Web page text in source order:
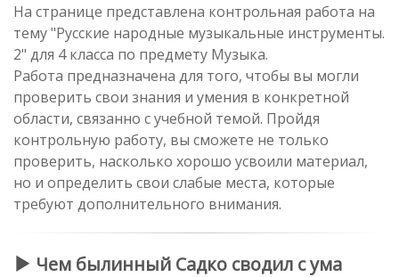
На странице представлена контрольная работа на
тему "Русские народные музыкальные инструменты.
2" для 4 класса по предмету Музыка.
Работа предназначена для того, чтобы вы могли
проверить свои знания и умения в конкретной
области, связанно с учебной темой. Пройдя
контрольную работу, вы сможете не только
проверить, насколько хорошо усвоили материал,
но и определить свои слабые места, которые
требуют дополнительного внимания.
Чем былинный Садко сводил с ума